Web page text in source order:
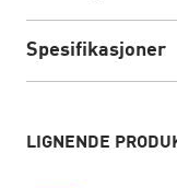
Spesifikasjoner
LIGNENDE